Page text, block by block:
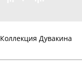
Коллекция Дувакина